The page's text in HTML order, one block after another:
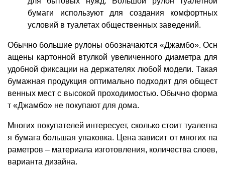
бумаги используют для создания комфортных
условий в туалетах общественных заведений.
Обычно большие рулоны обозначаются «Джамбо». Осн
ащены картонной втулкой увеличенного диаметра для
удобной фиксации на держателях любой модели. Такая
бумажная продукция оптимально подходит для общест
венных мест с высокой проходимостью. Обычно форма
т «Джамбо» не покупают для дома.
Многих покупателей интересует, сколько стоит туалетна
я бумага большая упаковка. Цена зависит от многих па
раметров – материала изготовления, количества слоев,
варианта дизайна.